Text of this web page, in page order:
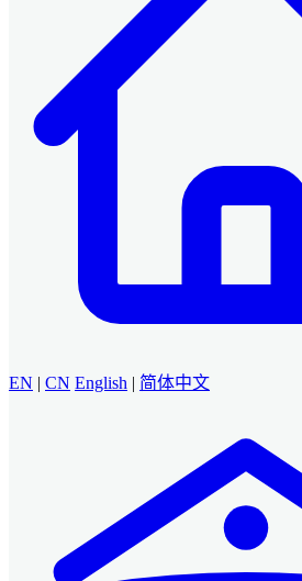
EN | CN English | 简体中文